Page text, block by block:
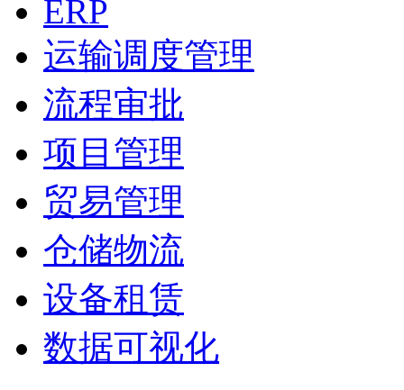
ERP
运输调度管理
流程审批
项目管理
贸易管理
仓储物流
设备租赁
数据可视化